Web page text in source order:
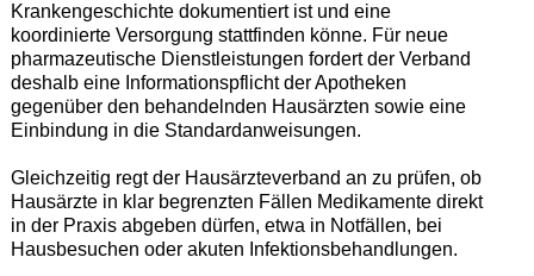
Krankengeschichte dokumentiert ist und eine
koordinierte Versorgung stattfinden könne. Für neue
pharmazeutische Dienstleistungen fordert der Verband
deshalb eine Informationspflicht der Apotheken
gegenüber den behandelnden Hausärzten sowie eine
Einbindung in die Standardanweisungen.
Gleichzeitig regt der Hausärzteverband an zu prüfen, ob
Hausärzte in klar begrenzten Fällen Medikamente direkt
in der Praxis abgeben dürfen, etwa in Notfällen, bei
Hausbesuchen oder akuten Infektionsbehandlungen.